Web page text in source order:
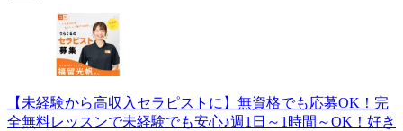
【未経験から高収入セラピストに】無資格でも応募OK！完
全無料レッスンで未経験でも安心♪週1日～1時間～OK！好き